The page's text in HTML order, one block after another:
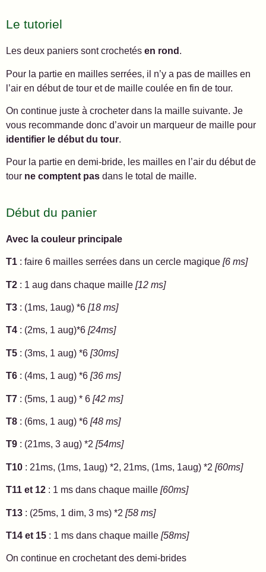
Le tutoriel
Les deux paniers sont crochetés en rond .
Pour la partie en mailles serrées, il n’y a pas de mailles en
l’air en début de tour et de maille coulée en fin de tour.
On continue juste à crocheter dans la maille suivante. Je
vous recommande donc d’avoir un marqueur de maille pour
identifier le début du tour.
Pour la partie en demi-bride, les mailles en l’air du début de
tour ne comptent pas dans le total de maille.
Début du panier
Avec la couleur principale
T1 : faire 6 mailles serrées dans un cercle magique [6 ms]
T2 : 1 aug dans chaque maille [12 ms]
T3 : (1ms, 1aug) *6 [18 ms]
T4 : (2ms, 1 aug)*6 [24ms]
T5 : (3ms, 1 aug) *6 [30ms]
T6 : (4ms, 1 aug) *6 [36 ms]
T7 : (5ms, 1 aug) * 6 [42 ms]
T8 : (6ms, 1 aug) *6 [48 ms]
T9 : (21ms, 3 aug) *2 [54ms]
T10 : 21ms, (1ms, 1aug) *2, 21ms, (1ms, 1aug) *2 [60ms]
T11 et 12 : 1 ms dans chaque maille [60ms]
T13 : (25ms, 1 dim, 3 ms) *2 [58 ms]
T14 et 15 : 1 ms dans chaque maille [58ms]
On continue en crochetant des demi-brides